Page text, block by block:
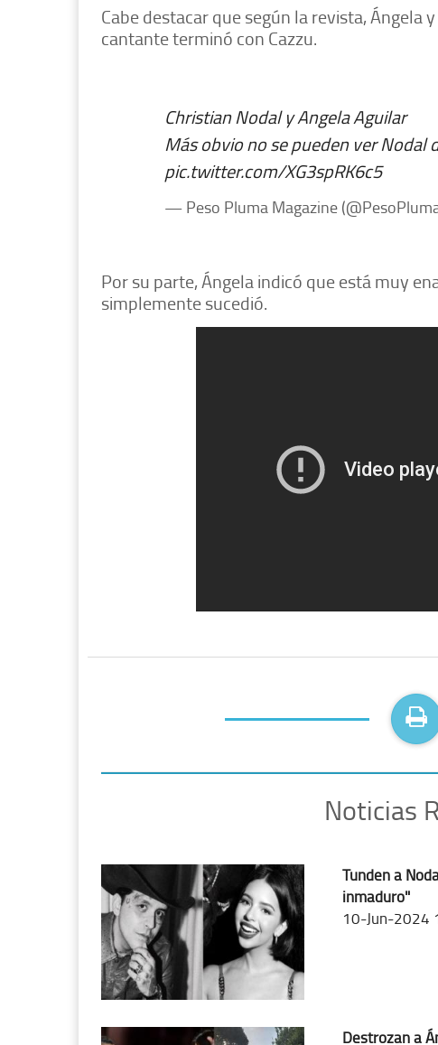
Cabe destacar que según la revista, Ángela
cantante terminó con Cazzu.
Christian Nodal y Angela Aguilar
Más obvio no se pueden ver Nodal
pic.twitter.com/XG3spRK6c5
— Peso Pluma Magazine
Por su parte, Ángela indicó que está muy
simplemente sucedió.
Noticias
Tunden a
inmaduro"
10-Jun-2024
Destrozan a